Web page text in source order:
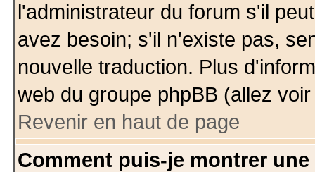
l'administrateur du forum s'il
avez besoin; s'il n'existe pas,
nouvelle traduction. Plus
web du groupe phpBB (allez
Revenir en haut de page
Comment puis-je montrer